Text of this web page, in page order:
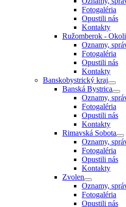
Fotogaléria
Opustili nás
Kontakty
Ružomberok -
Oznamy,
Fotogaléria
Opustili nás
Kontakty
Banskobystrický kraj
Banská Bystrica
Oznamy,
Fotogaléria
Opustili nás
Kontakty
Rimavská Sobota
Oznamy,
Fotogaléria
Opustili nás
Kontakty
Zvolen
Oznamy,
Fotogaléria
Opustili nás